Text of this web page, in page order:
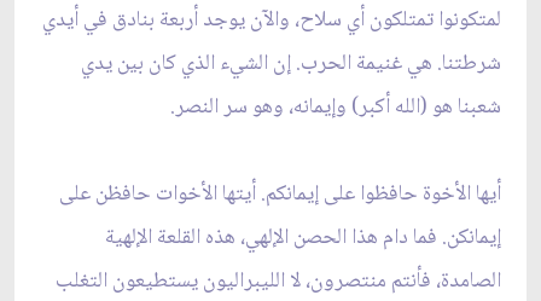
لمتكونوا تمتلكون أي سلاح، والآن يوجد أربعة بنادق في أيدي
شرطتنا. هي غنيمة الحرب. إن الشي‏ء الذي كان بين يدي
شعبنا هو (الله أكبر) وإيمانه، وهو سر النصر.
أيها الأخوة حافظوا على إيمانكم. أيتها الأخوات حافظن على
إيمانكن. فما دام هذا الحصن الإلهي، هذه القلعة الإلهية
الصامدة، فأنتم منتصرون، لا الليبراليون يستطيعون التغلب